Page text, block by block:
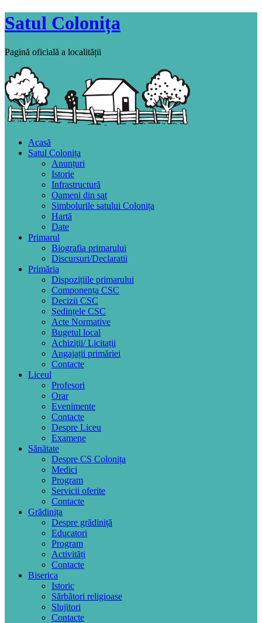
Satul Colonița
Pagină oficială a localității
Acasă
Satul Colonița
Anunțuri
Istorie
Infrastructură
Oameni din sat
Simbolurile satului Colonița
Hartă
Date
Primarul
Biografia primarului
Discursuri/Declaratii
Primăria
Dispozițiile primarului
Componența CSC
Decizii CSC
Ședințele CSC
Acte Normative
Bugetul local
Achiziţii/ Licitații
Angajații primăriei
Contacte
Liceul
Profesori
Orar
Evenimente
Contacte
Despre Liceu
Examene
Sănătate
Despre CS Colonița
Medici
Program
Servicii oferite
Contacte
Grădinița
Despre grădiniță
Educatori
Program
Activități
Contacte
Biserica
Istoric
Sărbători religioase
Slujitori
Contacte